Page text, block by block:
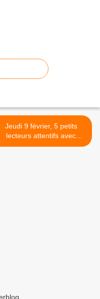
Jeudi 9 février, 5 petits
lecteurs attentifs avec
Yvette et Véronique >